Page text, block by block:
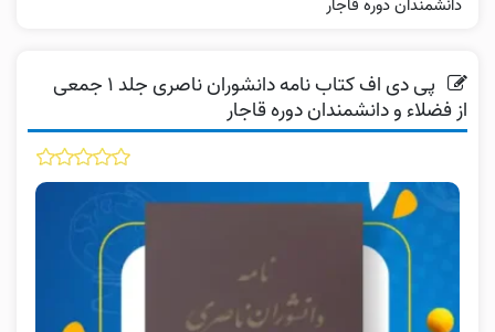
دانشمندان دوره قاجار
پی دی اف کتاب نامه دانشوران ناصری جلد ۱ جمعی
از فضلاء و دانشمندان دوره قاجار